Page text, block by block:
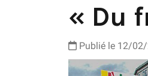
« Du
Publié le 12/